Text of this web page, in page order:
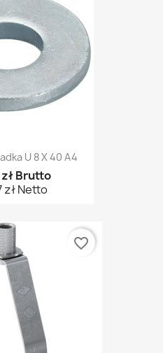
U 8 X 40 A4
Brutto
zł Netto
favorite_border